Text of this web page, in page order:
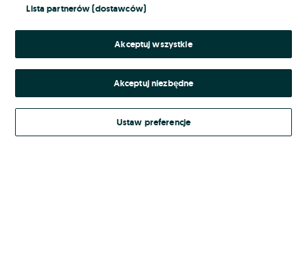
Kontynuując za pośrednictwem jednego z dostawców wskazanych powyżej,
Regulamin serwisu OLX.pl w jego aktualnym brzmieniu.
Lista partnerów (dostawców)
Akceptuj wszystkie
Akceptuj niezbędne
Ustaw preferencje